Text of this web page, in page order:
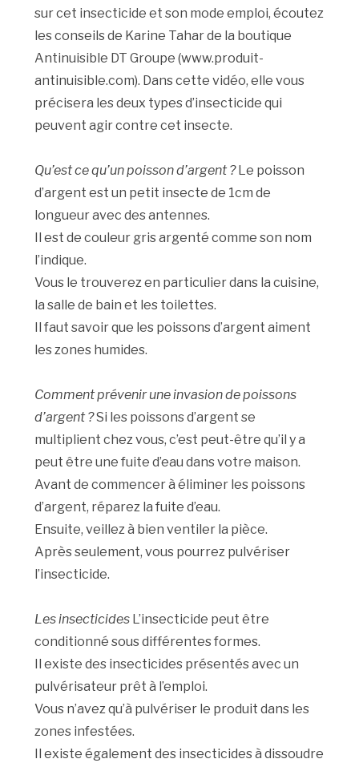
sur cet insecticide et son mode emploi, écoutez
les conseils de Karine Tahar de la boutique
Antinuisible DT Groupe (www.produit-
antinuisible.com). Dans cette vidéo, elle vous
précisera les deux types d’insecticide qui
peuvent agir contre cet insecte.
Qu’est ce qu’un poisson d’argent ?Le poisson
d’argent est un petit insecte de 1cm de
longueur avec des antennes.
Il est de couleur gris argenté comme son nom
l’indique.
Vous le trouverez en particulier dans la cuisine,
la salle de bain et les toilettes.
Il faut savoir que les poissons d’argent aiment
les zones humides.
Comment prévenir une invasion de poissons
d’argent ?Si les poissons d’argent se
multiplient chez vous, c’est peut-être qu’il y a
peut être une fuite d’eau dans votre maison.
Avant de commencer à éliminer les poissons
d’argent, réparez la fuite d’eau.
Ensuite, veillez à bien ventiler la pièce.
Après seulement, vous pourrez pulvériser
l’insecticide.
Les insecticides L’insecticide peut être
conditionné sous différentes formes.
Il existe des insecticides présentés avec un
pulvérisateur prêt à l’emploi.
Vous n’avez qu’à pulvériser le produit dans les
zones infestées.
Il existe également des insecticides à dissoudre